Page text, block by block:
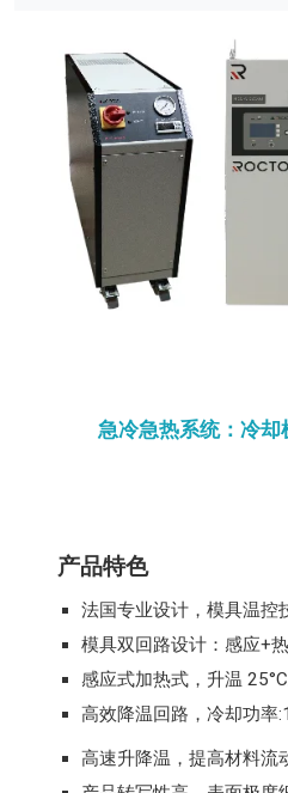
急冷急热系统：冷
产品特色
法国专业设计，模具温控
模具双回路设计：感应+
感应式加热式，升温
高效降温回路，冷却功率
高速升降温，提高材料流